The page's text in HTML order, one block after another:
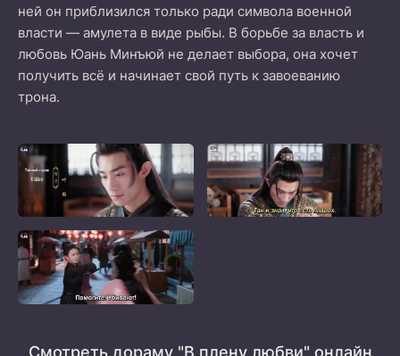
ней он приблизился только ради символа военной
власти — амулета в виде рыбы. В борьбе за власть и
любовь Юань Минъюй не делает выбора, она хочет
получить всё и начинает свой путь к завоеванию
трона.
Смотреть дораму "В плену любви" онлайн